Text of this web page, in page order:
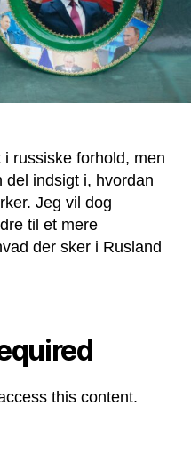
russiske forhold, men
del indsigt i, hvordan
Jeg vil dog
til et mere
der sker i Rusland
this content.